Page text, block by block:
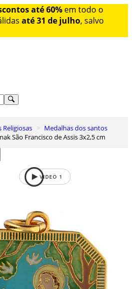
até 60% em todo o
até 31 de julho, salvo
Religiosas
Medalhas dos santos
São Francisco de Assis 3x2,5 cm
VIDEO 1